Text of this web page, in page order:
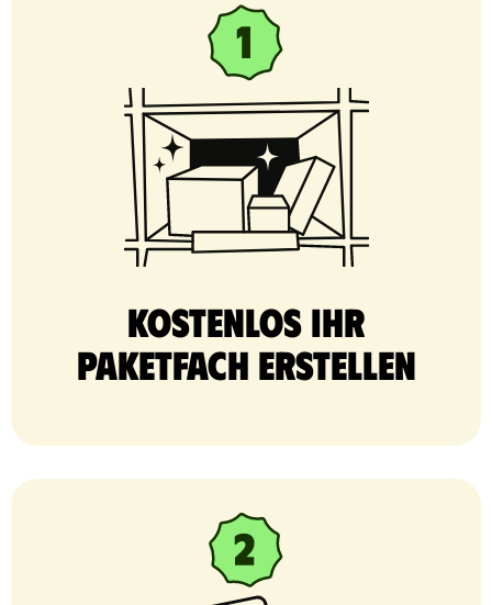
Kostenlos Ihr
Paketfach erstellen